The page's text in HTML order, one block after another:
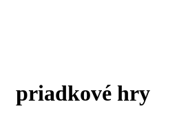
priadkové hry